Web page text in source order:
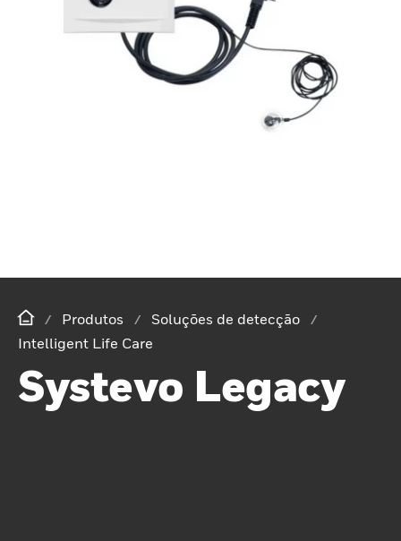
Produtos
Soluções de detecção
Intelligent Life Care
Systevo Legacy